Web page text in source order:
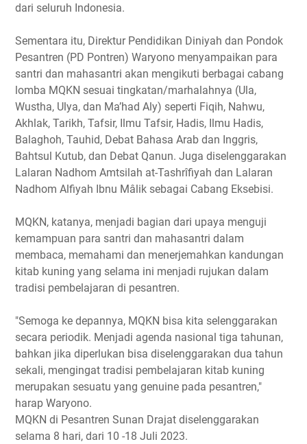
dari seluruh Indonesia.
Sementara itu, Direktur Pendidikan Diniyah dan Pondok
Pesantren (PD Pontren) Waryono menyampaikan para
santri dan mahasantri akan mengikuti berbagai cabang
lomba MQKN sesuai tingkatan/marhalahnya (Ula,
Wustha, Ulya, dan Ma’had Aly) seperti Fiqih, Nahwu,
Akhlak, Tarikh, Tafsir, Ilmu Tafsir, Hadis, Ilmu Hadis,
Balaghoh, Tauhid, Debat Bahasa Arab dan Inggris,
Bahtsul Kutub, dan Debat Qanun. Juga diselenggarakan
Lalaran Nadhom Amtsilah at-Tashrîfiyah dan Lalaran
Nadhom Alfiyah Ibnu Mâlik sebagai Cabang Eksebisi.
MQKN, katanya, menjadi bagian dari upaya menguji
kemampuan para santri dan mahasantri dalam
membaca, memahami dan menerjemahkan kandungan
kitab kuning yang selama ini menjadi rujukan dalam
tradisi pembelajaran di pesantren.
"Semoga ke depannya, MQKN bisa kita selenggarakan
secara periodik. Menjadi agenda nasional tiga tahunan,
bahkan jika diperlukan bisa diselenggarakan dua tahun
sekali, mengingat tradisi pembelajaran kitab kuning
merupakan sesuatu yang genuine pada pesantren,"
harap Waryono.
MQKN di Pesantren Sunan Drajat diselenggarakan
selama 8 hari, dari 10 -18 Juli 2023.